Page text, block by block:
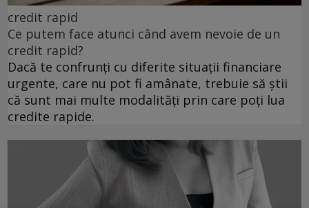
credit rapid
Ce putem face atunci când avem nevoie de un
credit rapid?
Dacă te confrunți cu diferite situații financiare
urgente, care nu pot fi amânate, trebuie să știi
că sunt mai multe modalități prin care poți lua
credite rapide.